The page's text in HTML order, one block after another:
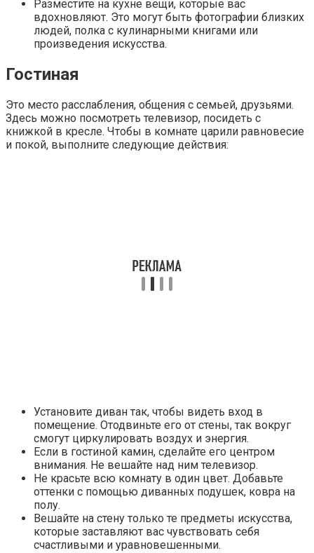
Разместите на кухне вещи, которые вас
вдохновляют. Это могут быть фотографии близких
людей, полка с кулинарными книгами или
произведения искусства.
Гостиная
Это место расслабления, общения с семьей, друзьями.
Здесь можно посмотреть телевизор, посидеть с
книжкой в кресле. Чтобы в комнате царили равновесие
и покой, выполните следующие действия:
Установите диван так, чтобы видеть вход в
помещение. Отодвиньте его от стены, так вокруг
смогут циркулировать воздух и энергия.
Если в гостиной камин, сделайте его центром
внимания. Не вешайте над ним телевизор.
Не красьте всю комнату в один цвет. Добавьте
оттенки с помощью диванных подушек, ковра на
полу.
Вешайте на стену только те предметы искусства,
которые заставляют вас чувствовать себя
счастливыми и уравновешенными.